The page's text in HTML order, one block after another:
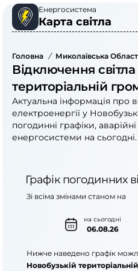
Енергосистема
Карта світла
Головна / Миколаївська
Відключення
територіальній
Актуальна інформація про
електроенергії у
погодинні графіки,
енергосистеми на сьогодні.
Графік погодинних
на сьогодні
06.08.26
Зі всіма змінами станом на
Нижче наведено графік
Новобузькій